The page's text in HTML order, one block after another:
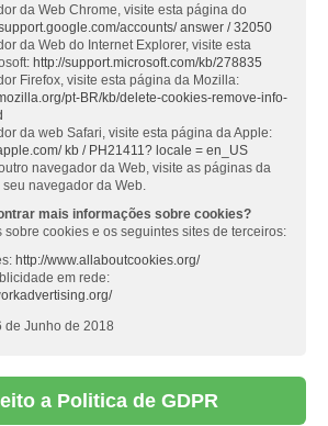
da Web Chrome, visite esta página do
accounts/ answer / 32050
da Web do Internet Explorer, visite esta
http://support.microsoft.com/kb/278835
Firefox, visite esta página da Mozilla:
pt-BR/kb/delete-cookies-remove-info-
da web Safari, visite esta página da Apple:
kb / PH21411? locale = en_US
navegador da Web, visite as páginas da
navegador da Web.
mais informações sobre cookies?
sobre cookies e os seguintes sites de terceiros:
http://www.allaboutcookies.org/
em rede:
de Junho de 2018